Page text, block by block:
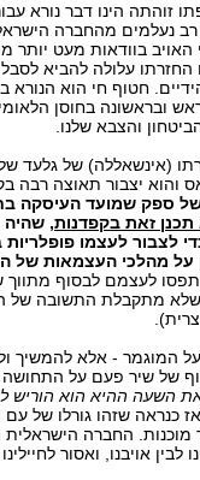
זוהתה הינו דבר נורא
נעלמים מהחברה
בוודאות מעט יותר
החזרתו עלולה להביא
חטוף חי הוא הנורא
ובראשונה בחוסן
והצבא שלנו.
(אינשאללה) של גלעד
והוא יצבור תאוצה רבה
ספק שמועד העיסקה
זאת בקפדנות, שהיה
לצבור לעצמו פופלריות
על מהלכי העצמאות של
לעצמם לבסוף מתווך
מתקבלת התשובה של
המוגמר - אלא להמשיך
של שיר פעם על התחושה
השעה ההיא הוא הוריש
, אז כנראה שזהו גורלו של
מוכנות. החברה
אויבנו, ואסור